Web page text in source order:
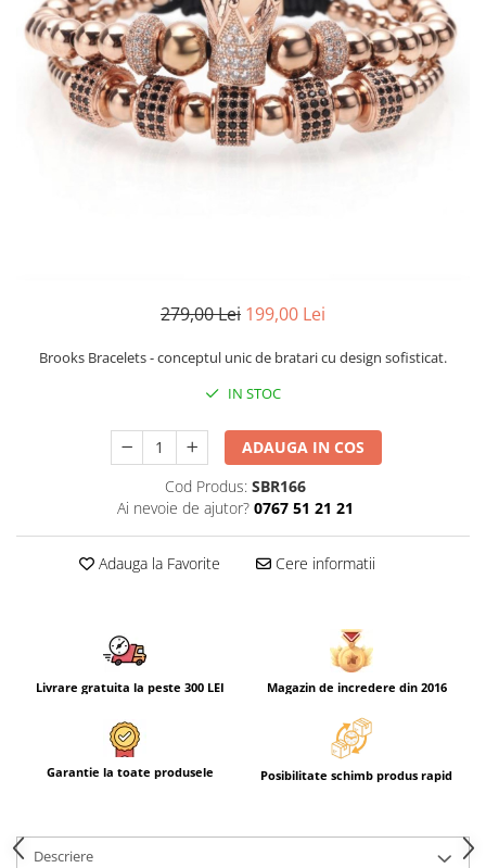
CERCEI
CEASURI DAMA
279,00 Lei 199,00 Lei
Brooks Bracelets - conceptul unic de bratari cu design sofisticat.
IN STOC
ADAUGA IN COS
Cod Produs: SBR166
Ai nevoie de ajutor? 0767 51 21 21
Adauga la Favorite Cere informatii
Livrare gratuita la peste 300 LEI Magazin de incredere din 2016
Garantie la toate produsele Posibilitate schimb produs rapid
Descriere